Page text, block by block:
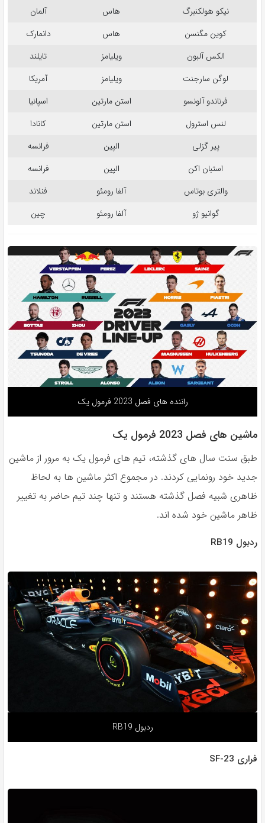
نیکو هولکنبرگ
هاس
آلمان
کوین مگنسن
هاس
دانمارک
الکس آلبون
ویلیامز
تایلند
لوگن سارجنت
ویلیامز
آمریکا
فرناندو آلونسو
استن مارتین
اسپانیا
لنس استرول
استن مارتین
کانادا
پیر گزلی
الپین
فرانسه
استبان اکن
الپین
فرانسه
والتری بوتاس
آلفا رومئو
فنلاند
گوانیو ژو
آلفا رومئو چین
راننده های فصل 2023 فرمول یک
ماشین های فصل 2023 فرمول یک
طبق سنت سال های گذشته، تیم های فرمول یک به مرور از ماشین
جدید خود رونمایی کردند. در مجموع اکثر ماشین ها به لحاظ
ظاهری شبیه فصل گذشته هستند و تنها چند تیم حاضر به تغییر
ظاهر ماشین خود شده اند.
ردبول RB19
ردبول RB19
فراری SF-23